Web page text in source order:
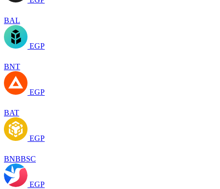
BAL
EGP
BNT
EGP
BAT
EGP
BNBBSC
EGP